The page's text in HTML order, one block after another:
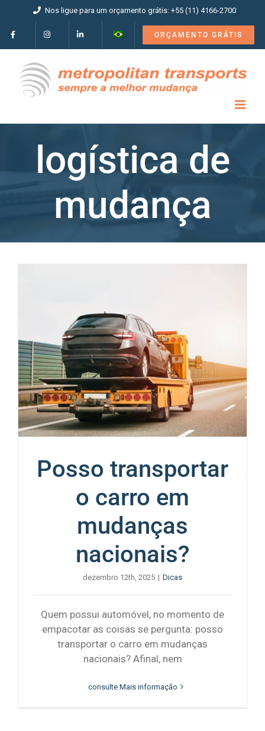
conteúdo
Nos ligue para um orçamento grátis: +55 (11) 4166-2700
ORÇAMENTO GRÁTIS
logística de
mudança
Posso transportar
o carro em
mudanças
nacionais?
dezembro 12th, 2025 | Dicas
Quem possui automóvel, no momento de
empacotar as coisas se pergunta: posso
transportar o carro em mudanças
nacionais? Afinal, nem
consulte Mais informação